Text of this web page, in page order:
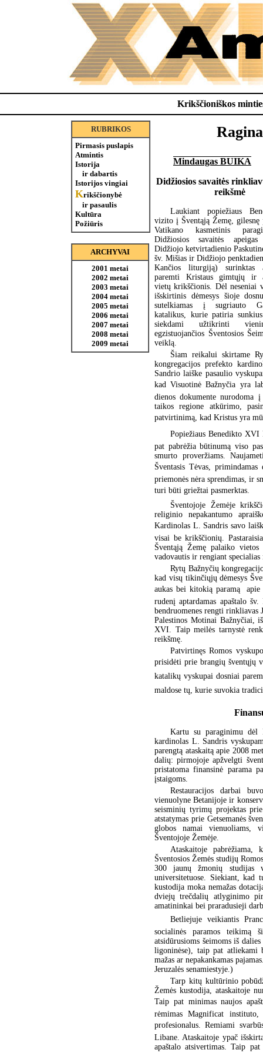
Krikščioniškos
RUBRIKOS
Pirmasis puslapis
Atmintis
Istorija
ir dabartis
Istorijos vingiai
Krikščionybė
ir pasaulis
Kultūra
Požiūris
ARCHYVAI
2001 metai
2002 metai
2003 metai
2004 metai
2005 metai
2006 metai
2007 metai
2008 metai
2009 metai
Mindaugas BUIKA
Didžiosios savaitės
reikšmė
Laukiant popiežiaus
vizito į Šventąją Žemę, gilesnę
Vatikano kasmetinis
Didžiosios savaitės
Didžiojo ketvirtadienio
šv. Mišias ir Didžiojo
Kančios liturgiją) surinktas
paremti Kristaus gimtųjų ir
vietų krikščionis. Dėl neseniai
išskirtinis dėmesys šioje
sutelkiamas į sugriauto
katalikus, kurie patiria sunkius
siekdami užtikrinti
egzistuojančios Šventosios
veiklą.
Šiam reikalui skirtame
kongregacijos prefekto
Sandrio laiške pasaulio
kad Visuotinė Bažnyčia yra
dienos dokumente nurodoma
taikos regione atkūrimo,
patvirtinimą, kad Kristus yra
Popiežiaus Benedikto XVI
pat pabrėžia būtinumą viso
smurto proveržiams.
Šventasis Tėvas,
priemonės nėra sprendimas, ir
turi būti griežtai pasmerktas.
Šventojoje Žemėje
religinio nepakantumo
Kardinolas L. Sandris savo
visai be krikščionių.
Šventąją Žemę palaiko
vadovautis ir rengiant
Rytų Bažnyčių
kad visų tikinčiųjų dėmesys
aukas bei kitokią paramą 
rudenį aptardamas apaštalo
bendruomenes rengti rinkliavas
Palestinos Motinai Bažnyčiai,
XVI. Taip meilės tarnystė
reikšmę.
Patvirtinęs Romos
prisidėti prie brangių šventųjų
katalikų vyskupai dosniai
maldose tų, kurie suvokia
Kartu su paraginimu dėl
kardinolas L. Sandris
parengtą ataskaitą apie 2008
dalių: pirmojoje apžvelgti
pristatoma finansinė parama
įstaigoms.
Restauracijos darbai
vienuolyne Betanijoje ir
seisminių tyrimų projektas
atstatymas prie Getsemanės
globos namai vienuoliams,
Šventojoje Žemėje.
Ataskaitoje
Šventosios Žemės studijų
300 jaunų žmonių studijas
universitetuose. Siekiant, kad
kustodija moka nemažas
dviejų trečdalių atlyginimo
amatininkai bei praradusieji
Betliejuje veikiantis
socialinės paramos teikimą
atsidūrusioms šeimoms iš
ligoninėse), taip pat atliekami
mažas ar nepakankamas
Jeruzalės senamiestyje.)
Tarp kitų kultūrinio
Žemės kustodija, ataskaitoje
Taip pat minimas naujos
rėmimas Magnificat
profesionalus. Remiami
Libane. Ataskaitoje ypač
apaštalo atsivertimas. Taip